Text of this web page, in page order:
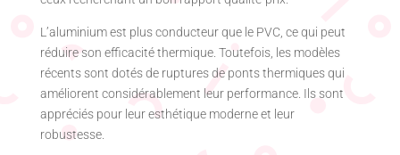
L’aluminium est plus conducteur que le PVC, ce qui peut
réduire son efficacité thermique. Toutefois, les modèles
récents sont dotés de ruptures de ponts thermiques qui
améliorent considérablement leur performance. Ils sont
appréciés pour leur esthétique moderne et leur
robustesse.